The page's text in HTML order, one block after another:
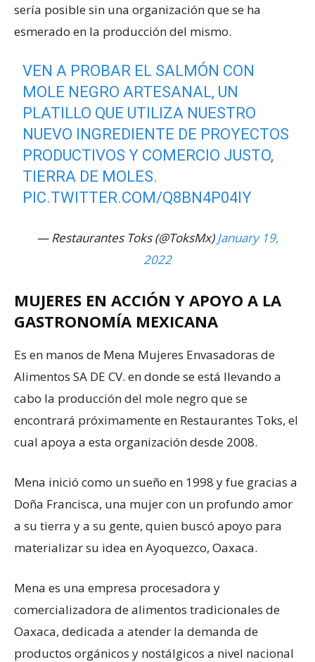
sería posible sin una organización que se ha
esmerado en la producción del mismo.
VEN A PROBAR EL SALMÓN CON
MOLE NEGRO ARTESANAL, UN
PLATILLO QUE UTILIZA NUESTRO
NUEVO INGREDIENTE DE PROYECTOS
PRODUCTIVOS Y COMERCIO JUSTO,
TIERRA DE MOLES.
PIC.TWITTER.COM/Q8BN4P04IY
— Restaurantes Toks (@ToksMx)January 19,
2022
MUJERES EN ACCIÓN Y APOYO A LA
GASTRONOMÍA MEXICANA
Es en manos de Mena Mujeres Envasadoras de
Alimentos SA DE CV. en donde se está llevando a
cabo la producción del mole negro que se
encontrará próximamente en Restaurantes Toks, el
cual apoya a esta organización desde 2008.
Mena inició como un sueño en 1998 y fue gracias a
Doña Francisca, una mujer con un profundo amor
a su tierra y a su gente, quien buscó apoyo para
materializar su idea en Ayoquezco, Oaxaca.
Mena es una empresa procesadora y
comercializadora de alimentos tradicionales de
Oaxaca, dedicada a atender la demanda de
productos orgánicos y nostálgicos a nivel nacional